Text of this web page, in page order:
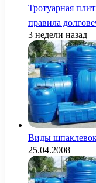
Тротуарная
правила
3 недели назад
Виды
25.04.2008